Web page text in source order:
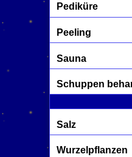
Pediküre
Peeling
Sauna
Schuppen
Salz
Wurzelpflanzen